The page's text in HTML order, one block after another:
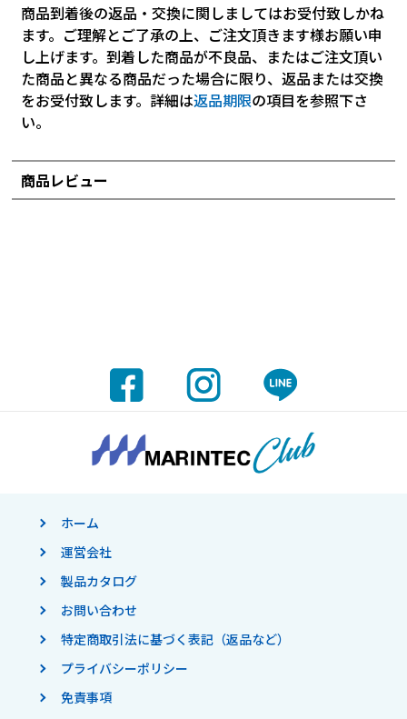
商品到着後の返品・交換に関しましてはお受付致しかね
ます。ご理解とご了承の上、ご注文頂きます様お願い申
し上げます。到着した商品が不良品、またはご注文頂い
た商品と異なる商品だった場合に限り、返品または交換
をお受付致します。詳細は返品期限の項目を参照下さ
い。
商品レビュー
ホーム
運営会社
製品カタログ
お問い合わせ
特定商取引法に基づく表記（返品など）
プライバシーポリシー
免責事項